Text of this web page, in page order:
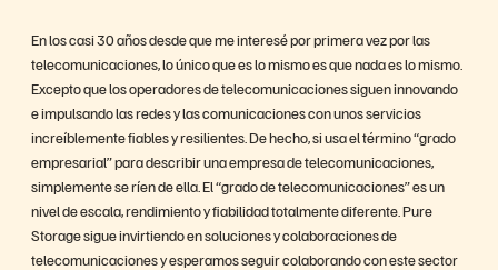
En los casi 30 años desde que me interesé por primera vez por las
telecomunicaciones, lo único que es lo mismo es que nada es lo mismo.
Excepto que los operadores de telecomunicaciones siguen innovando
e impulsando las redes y las comunicaciones con unos servicios
increíblemente fiables y resilientes. De hecho, si usa el término “grado
empresarial” para describir una empresa de telecomunicaciones,
simplemente se ríen de ella. El “grado de telecomunicaciones” es un
nivel de escala, rendimiento y fiabilidad totalmente diferente. Pure
Storage sigue invirtiendo en soluciones y colaboraciones de
telecomunicaciones y esperamos seguir colaborando con este sector